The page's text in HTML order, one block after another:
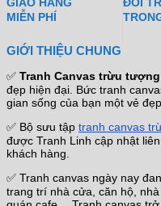
GIAO HÀNG
MIỄN PHÍ
ĐỔI
GIỚI THIỆU CHUNG
✅ Tranh Canvas trừu tượng
đẹp hiện đại. Bức tranh
gian sống của bạn một vẻ
✅ Bộ sưu tập tranh canvas
được Tranh Linh cập nhật
khách hàng.
✅ Tranh canvas ngày nay
trang trí nhà cửa, căn hộ,